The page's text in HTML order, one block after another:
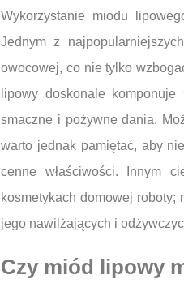
Wykorzystanie miodu
Jednym z
owocowej, co nie tylko
lipowy doskonale
smaczne i pożywne dania.
warto jednak pamiętać, aby
cenne właściwości. Innym
kosmetykach domowej
jego nawilżających i
Czy miód lipowy